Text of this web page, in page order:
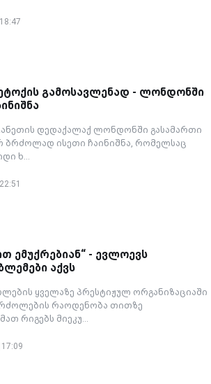
გამოსავლენად - ლონდონში
დედაქალაქ ლონდონში გასამართი
ბრძოლად ისეთი ჩაინიშნა, რომელსაც
ხ...
ემუქრებიან“ - ევლოევს
აქვს
ყველაზე პრესტიჟულ ორგანიზაციაში
რაოდენობა თითზე
რიგებს მიეკუ...